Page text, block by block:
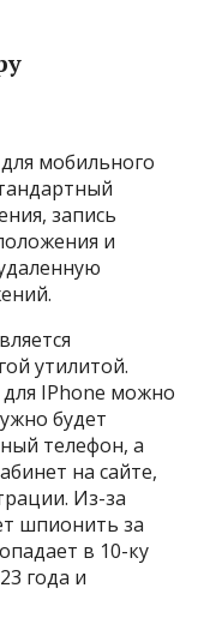
мобильного
запись
и
утилитой.
IPhone можно
будет
телефон, а
на сайте,
Из-за
шпионить за
в 10-ку
года и